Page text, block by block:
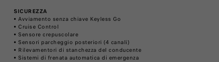
SICUREZZA
• Avviamento senza chiave Keyless Go
• Cruise Control
• Sensore crepuscolare
• Sensori parcheggio posteriori (4 canali)
• Rilevamentori di stanchezza del conducente
​• Sistemi di frenata automatica di emergenza